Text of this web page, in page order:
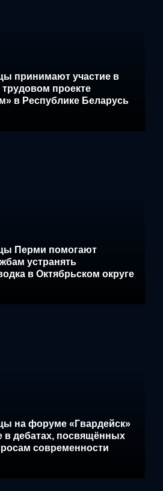
принимают участие в
проекте
в Республике Беларусь
Перми помогают
устранять
в Октябрьском округе
на форуме «Гвардейск»
в дебатах, посвящённых
современности